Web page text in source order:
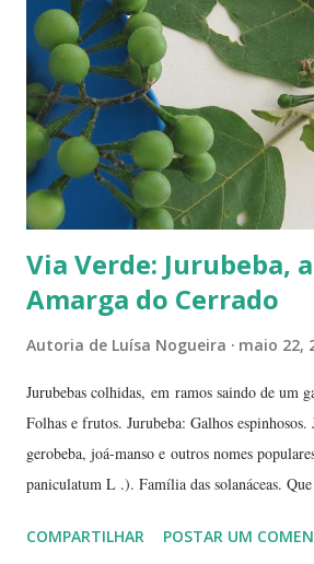
supermercados às feiras livres. Foi em uma
conheci. Compramos muitas. Quando a
de-li-ci-o-sa! Comecei a degustá-las e só
uma 'historinha': a de um brasileiro que, a...
Via Verde: Jurubeba,
Amarga do Cerrado
Autoria de Luísa Nogueira maio 22,
Jurubebas colhidas, em ramos saindo de um
Folhas e frutos. Jurubeba: Galhos espinhosos.
gerobeba, joá-manso e outros nomes
paniculatum L .). Família das solanáceas.
Hidrolândia, interior de
COMPARTILHAR POSTAR UM